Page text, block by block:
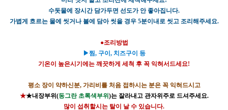
수돗물에 장시간 담가두면 선도가 안 좋아집니다.
가볍게 흐르는 물에 씻거나 볼에 담아 씻을 경우 5분이내로 씻고 조리해주세요.
●조리방법
▶찜, 구이, 치즈구이 등
기온이 높은시기에는 깨끗하게 세척 후 꼭 익혀서드세요!
평소 장이 약하신분, 가리비를 처음 접하시는 분은 꼭 익혀드시고
★★내장부위(동그란 초록색부위 )는 잘라내고 관자위주로 드셔주세요.
많이 섭취할시는 탈이 날 수 있습니다.